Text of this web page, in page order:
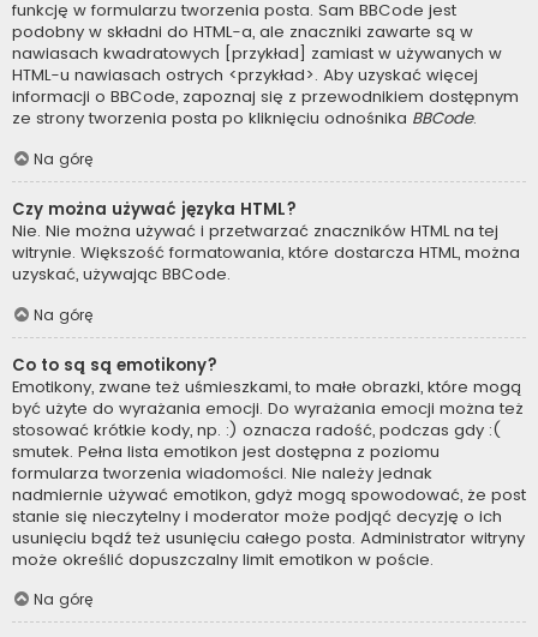
funkcję w formularzu tworzenia posta. Sam BBCode jest
podobny w składni do HTML-a, ale znaczniki zawarte są w
nawiasach kwadratowych [przykład] zamiast w używanych w
HTML-u nawiasach ostrych <przykład>. Aby uzyskać więcej
informacji o BBCode, zapoznaj się z przewodnikiem dostępnym
ze strony tworzenia posta po kliknięciu odnośnika BBCode.
Na górę
Czy można używać języka HTML?
Nie. Nie można używać i przetwarzać znaczników HTML na tej
witrynie. Większość formatowania, które dostarcza HTML, można
uzyskać, używając BBCode.
Na górę
Co to są są emotikony?
Emotikony, zwane też uśmieszkami, to małe obrazki, które mogą
być użyte do wyrażania emocji. Do wyrażania emocji można też
stosować krótkie kody, np. :) oznacza radość, podczas gdy :(
smutek. Pełna lista emotikon jest dostępna z poziomu
formularza tworzenia wiadomości. Nie należy jednak
nadmiernie używać emotikon, gdyż mogą spowodować, że post
stanie się nieczytelny i moderator może podjąć decyzję o ich
usunięciu bądź też usunięciu całego posta. Administrator witryny
może określić dopuszczalny limit emotikon w poście.
Na górę